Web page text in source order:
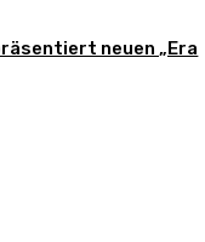
neuen „Era